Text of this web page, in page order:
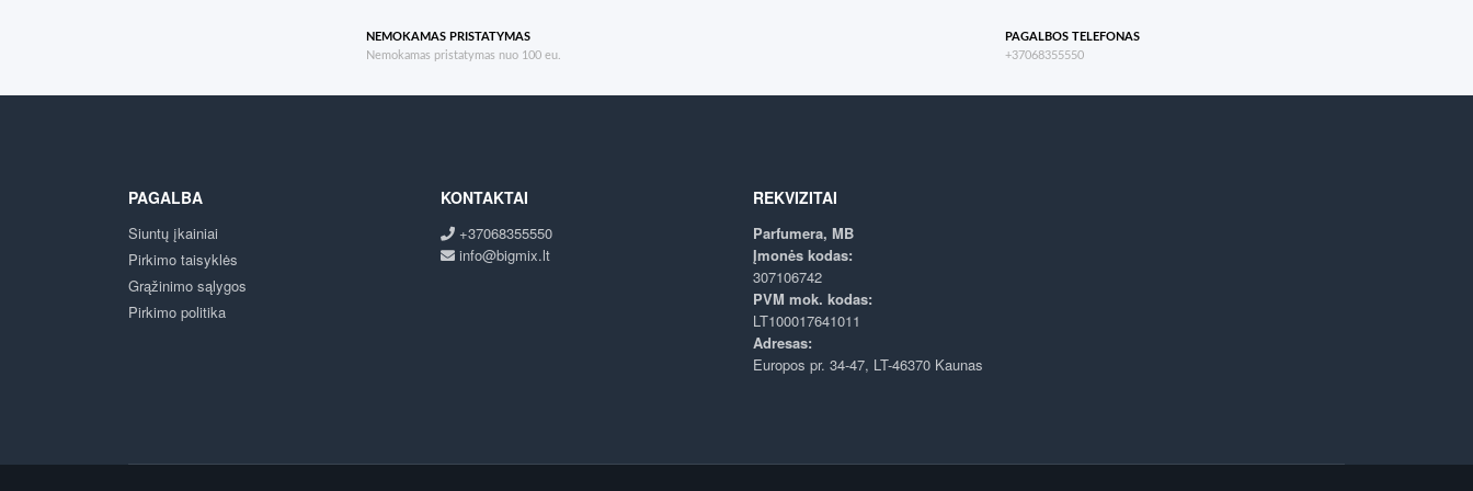
NEMOKAMAS PRISTATYMAS
Nemokamas pristatymas nuo 100 eu.
PAGALBOS TELEFONAS
+37068355550
PAGALBA
Siuntų įkainiai
Pirkimo taisyklės
Grąžinimo sąlygos
Pirkimo politika
KONTAKTAI
+37068355550
info@bigmix.lt
REKVIZITAI
Parfumera, MB
Įmonės kodas:
307106742
PVM mok. kodas:
LT100017641011
Adresas:
Europos pr. 34-47, LT-46370 Kaunas